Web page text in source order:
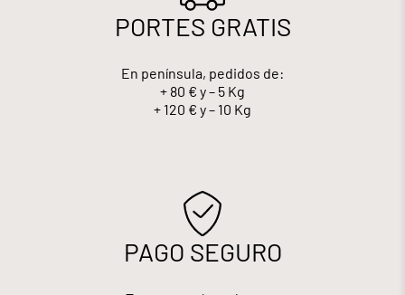
PORTES GRATIS
En península, pedidos de:
+ 80 € y – 5 Kg
+ 120 € y – 10 Kg
PAGO SEGURO